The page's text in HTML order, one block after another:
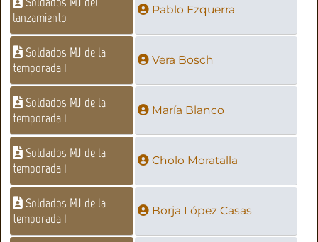
lanzamiento
Pablo Ezquerra
Soldados MJ de la
temporada 1
Vera Bosch
Soldados MJ de la
temporada 1
María Blanco
Soldados MJ de la
temporada 1
Cholo Moratalla
Soldados MJ de la
temporada 1
Borja López Casas